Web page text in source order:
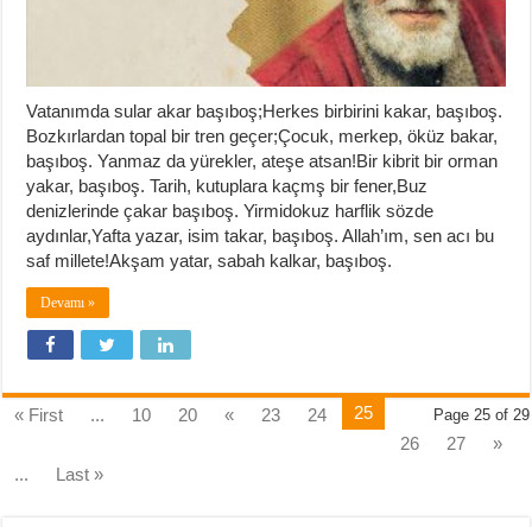
Vatanımda sular akar başıboş;Herkes birbirini kakar, başıboş.
Bozkırlardan topal bir tren geçer;Çocuk, merkep, öküz bakar,
başıboş. Yanmaz da yürekler, ateşe atsan!Bir kibrit bir orman
yakar, başıboş. Tarih, kutuplara kaçmş bir fener,Buz
denizlerinde çakar başıboş. Yirmidokuz harflik sözde
aydınlar,Yafta yazar, isim takar, başıboş. Allah’ım, sen acı bu
saf millete!Akşam yatar, sabah kalkar, başıboş.
Devamı »
Page 25 of 29
« First ... 10 20 « 23 24
25
26
27
»
...
Last »